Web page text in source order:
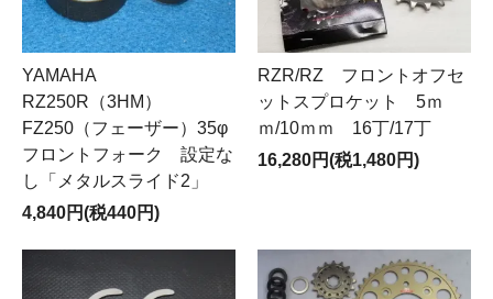
YAMAHA
RZ250R（3HM）
FZ250（フェーザー）35φ
フロントフォーク 設定な
し「メタルスライド2」
4,840円(税440円)
RZR/RZ フロントオフセ
ットスプロケット 5ｍ
ｍ/10ｍｍ 16丁/17丁
16,280円(税1,480円)